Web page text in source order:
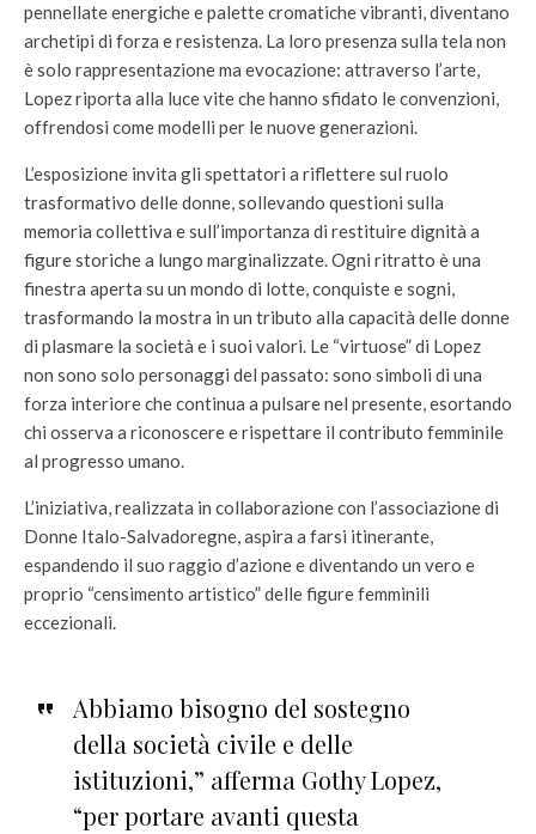
pennellate energiche e palette cromatiche vibranti, diventano
archetipi di forza e resistenza. La loro presenza sulla tela non
è solo rappresentazione ma evocazione: attraverso l’arte,
Lopez riporta alla luce vite che hanno sfidato le convenzioni,
offrendosi come modelli per le nuove generazioni.
L’esposizione invita gli spettatori a riflettere sul ruolo
trasformativo delle donne, sollevando questioni sulla
memoria collettiva e sull’importanza di restituire dignità a
figure storiche a lungo marginalizzate. Ogni ritratto è una
finestra aperta su un mondo di lotte, conquiste e sogni,
trasformando la mostra in un tributo alla capacità delle donne
di plasmare la società e i suoi valori. Le “virtuose” di Lopez
non sono solo personaggi del passato: sono simboli di una
forza interiore che continua a pulsare nel presente, esortando
chi osserva a riconoscere e rispettare il contributo femminile
al progresso umano.
L’iniziativa, realizzata in collaborazione con l’associazione di
Donne Italo-Salvadoregne, aspira a farsi itinerante,
espandendo il suo raggio d’azione e diventando un vero e
proprio “censimento artistico” delle figure femminili
eccezionali.
Abbiamo bisogno del sostegno
della società civile e delle
istituzioni,” afferma Gothy Lopez,
“per portare avanti questa